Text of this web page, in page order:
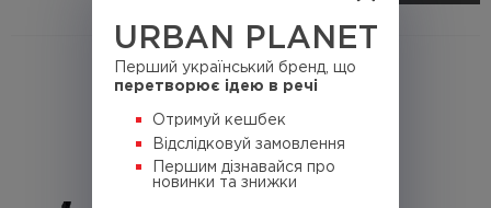
URBAN PLANET
Перший український бренд, що
перетворює ідею в речі
Отримуй кешбек
Відслідковуй замовлення
Першим дізнавайся про
новинки та знижки
РЕКОМЕНДОВАНІ